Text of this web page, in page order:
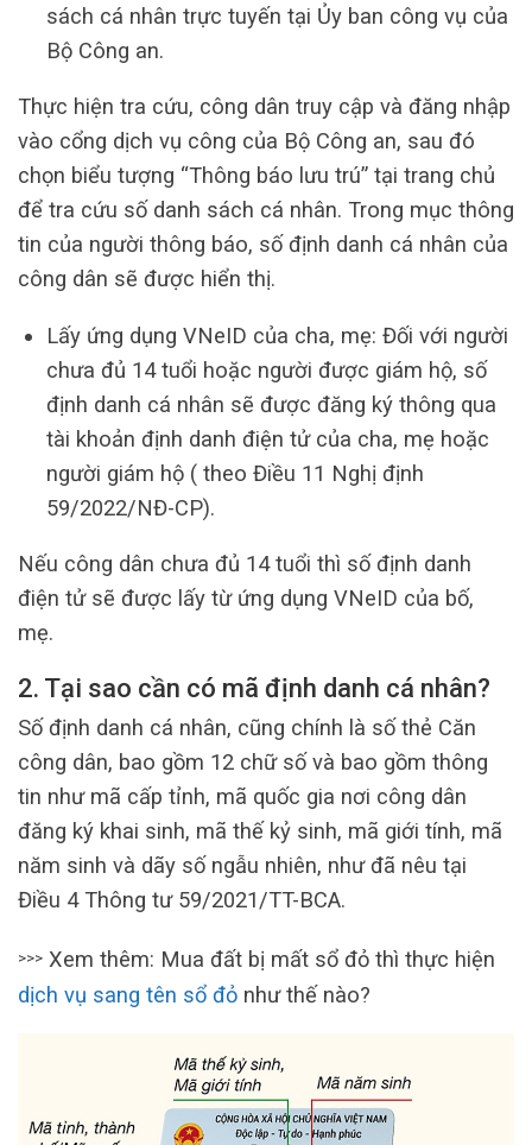
sách cá nhân trực tuyến tại Ủy ban công vụ của
Bộ Công an.
Thực hiện tra cứu, công dân truy cập và đăng nhập
vào cổng dịch vụ công của Bộ Công an, sau đó
chọn biểu tượng “Thông báo lưu trú” tại trang chủ
để tra cứu số danh sách cá nhân. Trong mục thông
tin của người thông báo, số định danh cá nhân của
công dân sẽ được hiển thị.
Lấy ứng dụng VNeID của cha, mẹ: Đối với người
chưa đủ 14 tuổi hoặc người được giám hộ, số
định danh cá nhân sẽ được đăng ký thông qua
tài khoản định danh điện tử của cha, mẹ hoặc
người giám hộ ( theo Điều 11 Nghị định
59/2022/NĐ-CP).
Nếu công dân chưa đủ 14 tuổi thì số định danh
điện tử sẽ được lấy từ ứng dụng VNeID của bố,
mẹ.
2. Tại sao cần có mã định danh cá nhân?
Số định danh cá nhân, cũng chính là số thẻ Căn
công dân, bao gồm 12 chữ số và bao gồm thông
tin như mã cấp tỉnh, mã quốc gia nơi công dân
đăng ký khai sinh, mã thế kỷ sinh, mã giới tính, mã
năm sinh và dãy số ngẫu nhiên, như đã nêu tại
Điều 4 Thông tư 59/2021/TT-BCA.
>>> Xem thêm: Mua đất bị mất sổ đỏ thì thực hiện
dịch vụ sang tên sổ đỏ như thế nào?